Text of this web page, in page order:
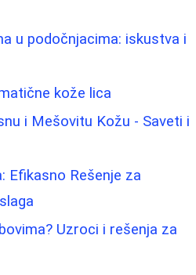
u podočnjacima: iskustva i
kože lica
i Mešovitu Kožu - Saveti i
Efikasno Rešenje za
Uzroci i rešenja za